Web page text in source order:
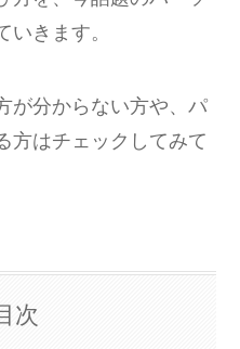
いきます。
が分からない方や、パ
方はチェックしてみて
次